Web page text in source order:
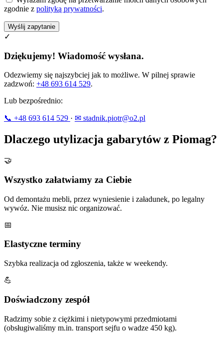
zgodnie z polityką prywatności.
Wyślij zapytanie
✓
Dziękujemy! Wiadomość wysłana.
Odezwiemy się najszybciej jak to możliwe. W pilnej sprawie
zadzwoń: +48 693 614 529.
Lub bezpośrednio:
📞 +48 693 614 529 · ✉ stadnik.piotr@o2.pl
Dlaczego utylizacja gabarytów z Piomag?
🤝
Wszystko załatwiamy za Ciebie
Od demontażu mebli, przez wyniesienie i załadunek, po legalny
wywóz. Nie musisz nic organizować.
📅
Elastyczne terminy
Szybka realizacja od zgłoszenia, także w weekendy.
💪
Doświadczony zespół
Radzimy sobie z ciężkimi i nietypowymi przedmiotami
(obsługiwaliśmy m.in. transport sejfu o wadze 450 kg).